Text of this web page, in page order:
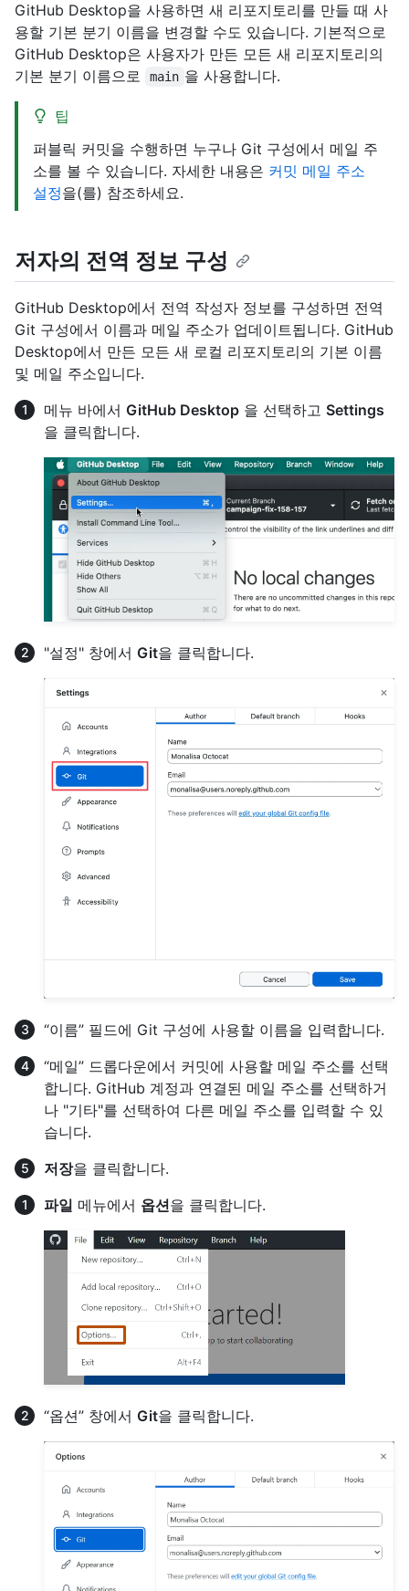
GitHub Desktop을 사용하면 새 리포지토리를 만들 때 사
용할 기본 분기 이름을 변경할 수도 있습니다. 기본적으로
GitHub Desktop은 사용자가 만든 모든 새 리포지토리의
기본 분기 이름으로
main 을 사용합니다.
팁
퍼블릭 커밋을 수행하면 누구나 Git 구성에서 메일 주
소를 볼 수 있습니다. 자세한 내용은 커밋 메일 주소
설정을(를) 참조하세요.
저자의 전역 정보 구성
GitHub Desktop에서 전역 작성자 정보를 구성하면 전역
Git 구성에서 이름과 메일 주소가 업데이트됩니다. GitHub
Desktop에서 만든 모든 새 로컬 리포지토리의 기본 이름
및 메일 주소입니다.
메뉴 바에서 GitHub Desktop 을 선택하고 Settings
을 클릭합니다.
"설정" 창에서 Git을 클릭합니다.
“이름” 필드에 Git 구성에 사용할 이름을 입력합니다.
“메일” 드롭다운에서 커밋에 사용할 메일 주소를 선택
합니다. GitHub 계정과 연결된 메일 주소를 선택하거
나 "기타"를 선택하여 다른 메일 주소를 입력할 수 있
습니다.
저장을 클릭합니다.
파일 메뉴에서 옵션을 클릭합니다.
“옵션” 창에서 Git을 클릭합니다.